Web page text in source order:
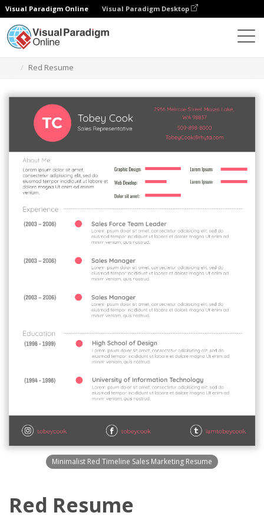
Visual Paradigm Online Visual Paradigm Desktop
Red Resume
Minimalist Red Timeline Sales Marketing Resume
Red Resume